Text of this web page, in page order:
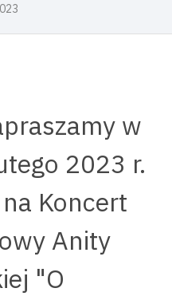
w
2023 r.
Koncert
Anity
"O